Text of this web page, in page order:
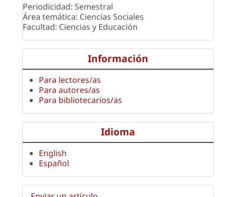
Periodicidad: Semestral
Área temática: Ciencias Sociales
Facultad: Ciencias y Educación
Información
Para lectores/as
Para autores/as
Para bibliotecarios/as
Idioma
English
Español